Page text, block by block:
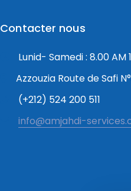
Contacter nous
Lunid- Samedi : 8.00 AM
Azzouzia Route de Safi
(+212) 524 200 511
info@amjahdi-